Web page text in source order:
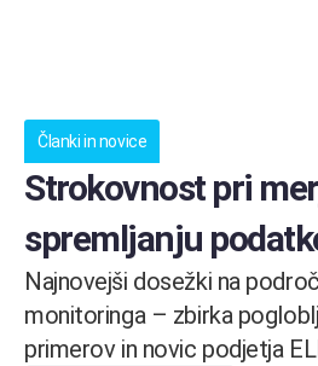
Članki in novice
Strokovnost pri
spremljanju
Najnovejši dosežki na
monitoringa – zbirka
primerov in novic podjetja